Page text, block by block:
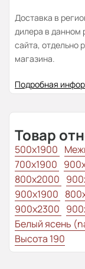
Доставка в
дилера в данном
сайта, отдельно
магазина.
Подробная
Товар
500x1900
700x1900
800x2000
900x1900
900x2300
Белый ясень
Высота 190